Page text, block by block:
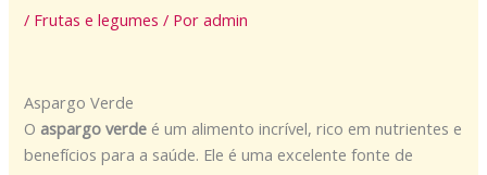
/ Frutas e legumes / Poradmin
Aspargo Verde
O aspargo verde é um alimento incrível, rico em nutrientes e
benefícios para a saúde. Ele é uma excelente fonte de